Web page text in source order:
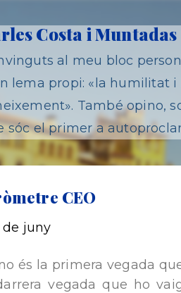
Costa i Muntadas
al meu bloc
lema propi: «la humilitat i
També opino,
sóc el primer a
CEO
de juny
és la primera vegada
vegada que ho